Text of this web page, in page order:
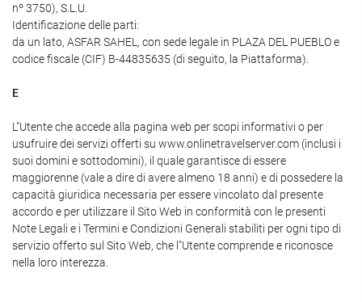
nº 3750), S.L.U.
Identificazione delle parti:
da un lato, ASFAR SAHEL, con sede legale in PLAZA DEL PUEBLO e
codice fiscale (CIF) B-44835635 (di seguito, la Piattaforma).
E
L"Utente che accede alla pagina web per scopi informativi o per
usufruire dei servizi offerti su www.onlinetravelserver.com (inclusi i
suoi domini e sottodomini), il quale garantisce di essere
maggiorenne (vale a dire di avere almeno 18 anni) e di possedere la
capacità giuridica necessaria per essere vincolato dal presente
accordo e per utilizzare il Sito Web in conformità con le presenti
Note Legali e i Termini e Condizioni Generali stabiliti per ogni tipo di
servizio offerto sul Sito Web, che l"Utente comprende e riconosce
nella loro interezza.